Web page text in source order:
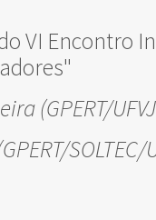
VI Encontro
(GPERT/
SOLTEC/